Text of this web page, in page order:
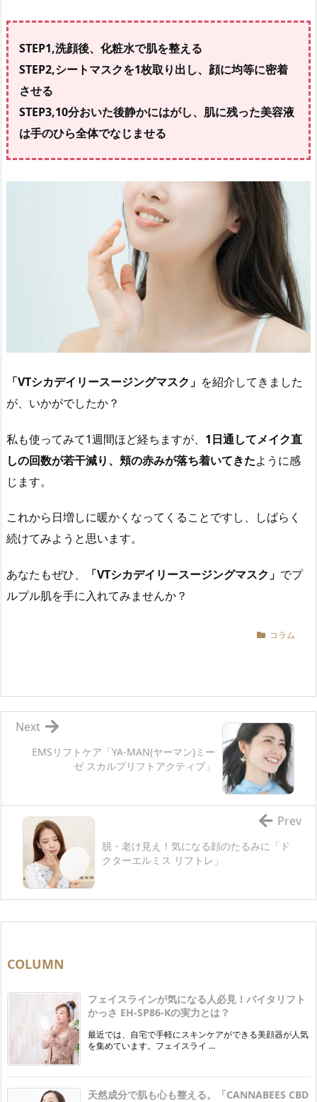
STEP1,洗顔後、化粧水で肌を整える
STEP2,シートマスクを1枚取り出し、顔に均等に密着
させる
STEP3,10分おいた後静かにはがし、肌に残った美容液
は手のひら全体でなじませる
「VTシカデイリースージングマスク」 を紹介してきました
が、いかがでしたか？
私も使ってみて1週間ほど経ちますが、 1日通してメイク直
しの回数が若干減り、頬の赤みが落ち着いてきたように感
じます。
これから日増しに暖かくなってくることですし、しばらく
続けてみようと思います。
あなたもぜひ、 「VTシカデイリースージングマスク」 でプ
ルプル肌を手に入れてみませんか？
コラム
EMSリフトケア「YA-MAN(ヤーマン)ミー
ゼ スカルプリフトアクティブ」
Next
脱・老け見え！気になる顔のたるみに「ド
クターエルミス リフトレ」
Prev
COLUMN
フェイスラインが気になる人必見！バイタリフト
かっさ EH-SP86-Kの実力とは？
最近では、自宅で手軽にスキンケアができる美顔器が人気
を集めています。フェイスライ ...
天然成分で肌も心も整える。「CANNABEES CBD